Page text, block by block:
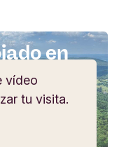
en
vídeo
tu visita.